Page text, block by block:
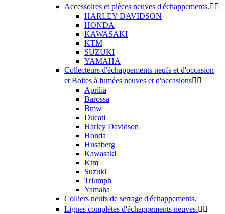
Accessoires et pièces neuves d'échappements. 
HARLEY DAVIDSON
HONDA
KAWASAKI
KTM
SUZUKI
YAMAHA
Collecteurs d'échappements neufs et d'occasion
et Boites à fumées neuves et d'occasions 
Aprilia
Barossa
Bmw
Ducati
Harley Davidson
Honda
Husaberg
Kawasaki
Ktm
Suzuki
Triumph
Yamaha
Colliers neufs de serrage d'échappements.
Lignes complètes d'échappements neuves. 